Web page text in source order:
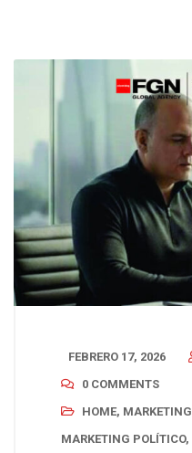
FEBRERO 17, 2026
0 COMMENTS
HOME, MARKETING
MARKETING POLÍTICO,